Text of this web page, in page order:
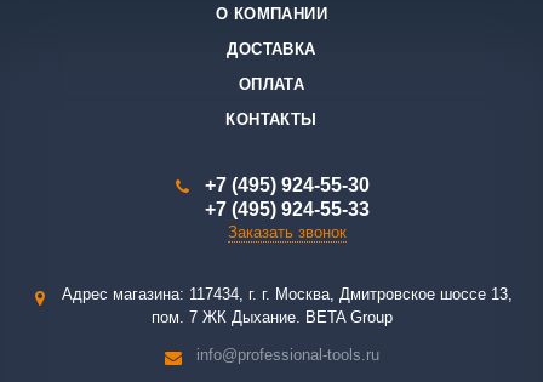
О КОМПАНИИ
ДОСТАВКА
ОПЛАТА
КОНТАКТЫ
+7 (495) 924-55-30
+7 (495) 924-55-33
Заказать звонок
Адрес магазина: 117434, г. г. Москва, Дмитровское шоссе 13,
пом. 7 ЖК Дыхание. BETA Group
info@professional-tools.ru